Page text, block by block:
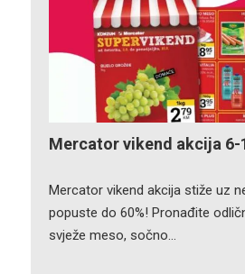
Mercator vikend akcija 6-
Mercator vikend akcija stiže uz
popuste do 60%! Pronađite
svježe meso, sočno…